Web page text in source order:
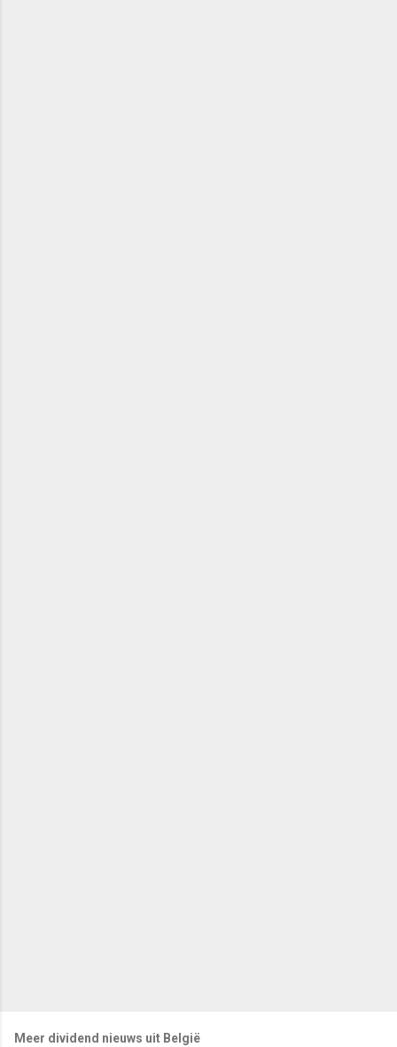
Meer dividend nieuws uit België